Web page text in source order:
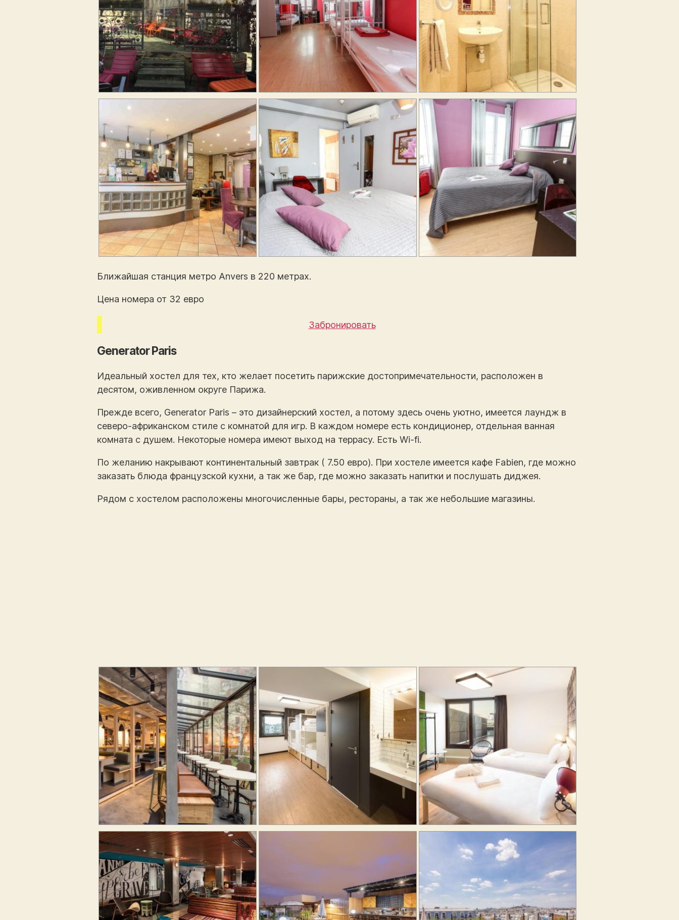
Ближайшая станция метро Anvers в 220 метрах.
Цена номера от 32 евро
Забронировать
Generator Paris
Идеальный хостел для тех, кто желает посетить парижские достопримечательности, расположен в
десятом, оживленном округе Парижа.
Прежде всего, Generator Paris – это дизайнерский хостел, а потому здесь очень уютно, имеется лаундж в
северо-африканском стиле с комнатой для игр. В каждом номере есть кондиционер, отдельная ванная
комната с душем. Некоторые номера имеют выход на террасу. Есть Wi-fi.
По желанию накрывают континентальный завтрак ( 7.50 евро). При хостеле имеется кафе Fabien, где можно
заказать блюда французской кухни, а так же бар, где можно заказать напитки и послушать диджея.
Рядом с хостелом расположены многочисленные бары, рестораны, а так же небольшие магазины.